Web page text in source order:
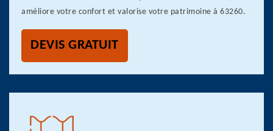
améliore votre confort et valorise votre patrimoine à 63260.
DEVIS GRATUIT